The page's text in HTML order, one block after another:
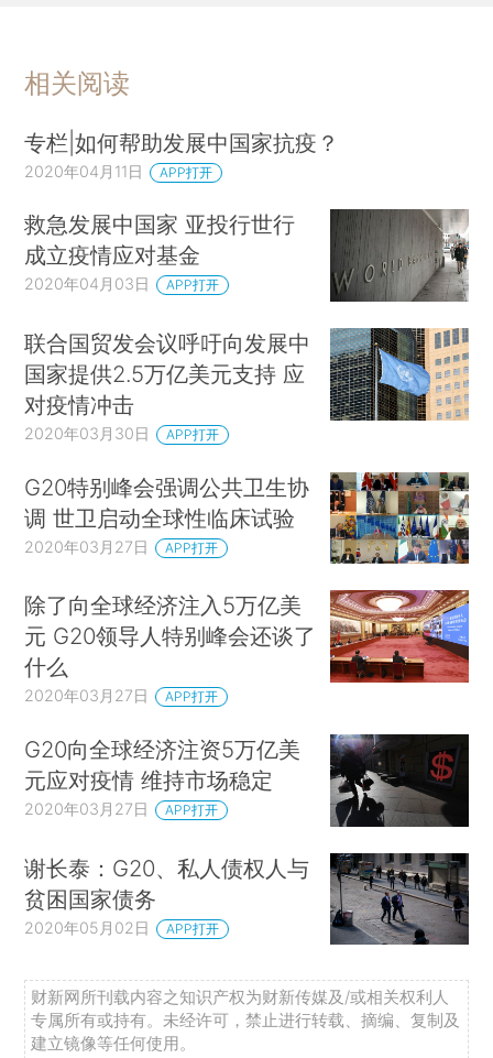
相关阅读
专栏|如何帮助发展中国家抗疫？
2020年04月11日 APP打开
救急发展中国家 亚投行世行
成立疫情应对基金
2020年04月03日 APP打开
联合国贸发会议呼吁向发展中
国家提供2.5万亿美元支持 应
对疫情冲击
2020年03月30日 APP打开
G20特别峰会强调公共卫生协
调 世卫启动全球性临床试验
2020年03月27日 APP打开
除了向全球经济注入5万亿美
元 G20领导人特别峰会还谈了
什么
2020年03月27日 APP打开
G20向全球经济注资5万亿美
元应对疫情 维持市场稳定
2020年03月27日 APP打开
谢长泰：G20、私人债权人与
贫困国家债务
2020年05月02日 APP打开
财新网所刊载内容之知识产权为财新传媒及/或相关权利人
专属所有或持有。未经许可，禁止进行转载、摘编、复制及
建立镜像等任何使用。